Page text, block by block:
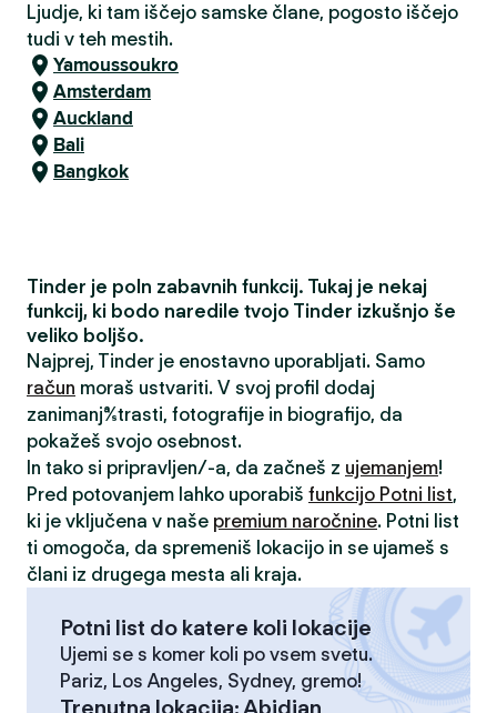
Ljudje, ki tam iščejo samske člane, pogosto iščejo
tudi v teh mestih.
Yamoussoukro
Amsterdam
Auckland
Bali
Bangkok
Tinder je poln zabavnih funkcij. Tukaj je nekaj
funkcij, ki bodo naredile tvojo Tinder izkušnjo še
veliko boljšo.
Najprej, Tinder je enostavno uporabljati. Samo
račun moraš ustvariti. V svoj profil dodaj
zanimanja/strasti, fotografije in biografijo, da
pokažeš svojo osebnost.
In tako si pripravljen/-a, da začneš z ujemanjem!
Pred potovanjem lahko uporabiš funkcijo Potni list,
ki je vključena v naše premium naročnine. Potni list
ti omogoča, da spremeniš lokacijo in se ujameš s
člani iz drugega mesta ali kraja.
Potni list do katere koli lokacije
Ujemi se s komer koli po vsem svetu.
Pariz, Los Angeles, Sydney, gremo!
Trenutna lokacija:Abidjan